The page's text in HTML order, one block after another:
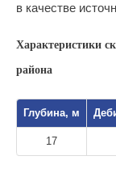
в качестве
Характеристики
района
Глубина, м
17